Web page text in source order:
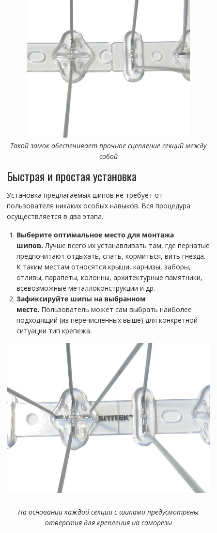
Такой замок обеспечивает прочное сцепление секций между
собой
Быстрая и простая установка
Установка предлагаемых шипов не требует от
пользователя никаких особых навыков. Вся процедура
осуществляется в два этапа.
Выберите оптимальное место для монтажа
шипов. Лучше всего их устанавливать там, где пернатые
предпочитают отдыхать, спать, кормиться, вить гнезда.
К таким местам относятся крыши, карнизы, заборы,
отливы, парапеты, колонны, архитектурные памятники,
всевозможные металлоконструкции и др.
Зафиксируйте шипы на выбранном
месте. Пользователь может сам выбрать наиболее
подходящий (из перечисленных выше) для конкретной
ситуации тип крепежа.
На основании каждой секции с шипами предусмотрены
отверстия для крепления на саморезы